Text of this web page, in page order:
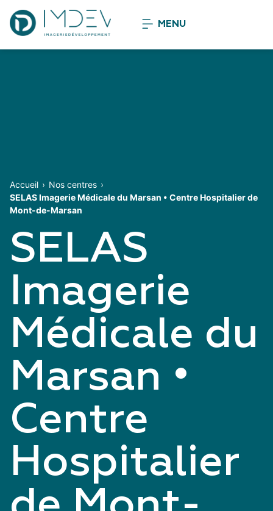
MENU
Accueil
Nos centres
SELAS Imagerie Médicale du Marsan • Centre Hospitalier de
Mont-de-Marsan
SELAS
Imagerie
Médicale du
Marsan •
Centre
Hospitalier